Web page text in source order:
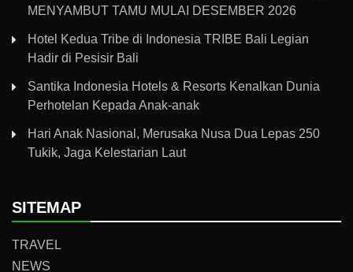
MENYAMBUT TAMU MULAI DESEMBER 2026
Hotel Kedua Tribe di Indonesia TRIBE Bali Legian
Hadir di Pesisir Bali
Santika Indonesia Hotels & Resorts Kenalkan Dunia
Perhotelan Kepada Anak-anak
Hari Anak Nasional, Merusaka Nusa Dua Lepas 250
Tukik, Jaga Kelestarian Laut
SITEMAP
TRAVEL
NEWS